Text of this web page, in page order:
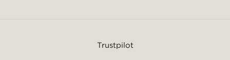
Trustpilot